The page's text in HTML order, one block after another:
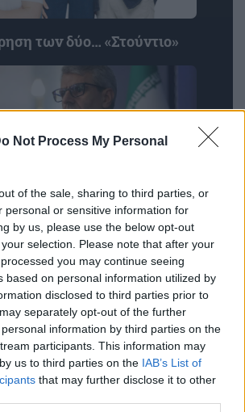
Not Process My Personal
of the sale, sharing to third parties, or
personal or sensitive information for
by us, please use the below opt-out
selection. Please note that after your
you may continue seeing
based on personal information utilized by
disclosed to third parties prior to
separately opt-out of the further
information by third parties on the
participants. This information may
us to third parties on the IAB’s List of
that may further disclose it to other
των δύο… «Στούντιο»
Σ. Αραβίας-
δείχνει
της αντίληψης» απέναντι
Απορρίπτει τα σενάρια «ι...